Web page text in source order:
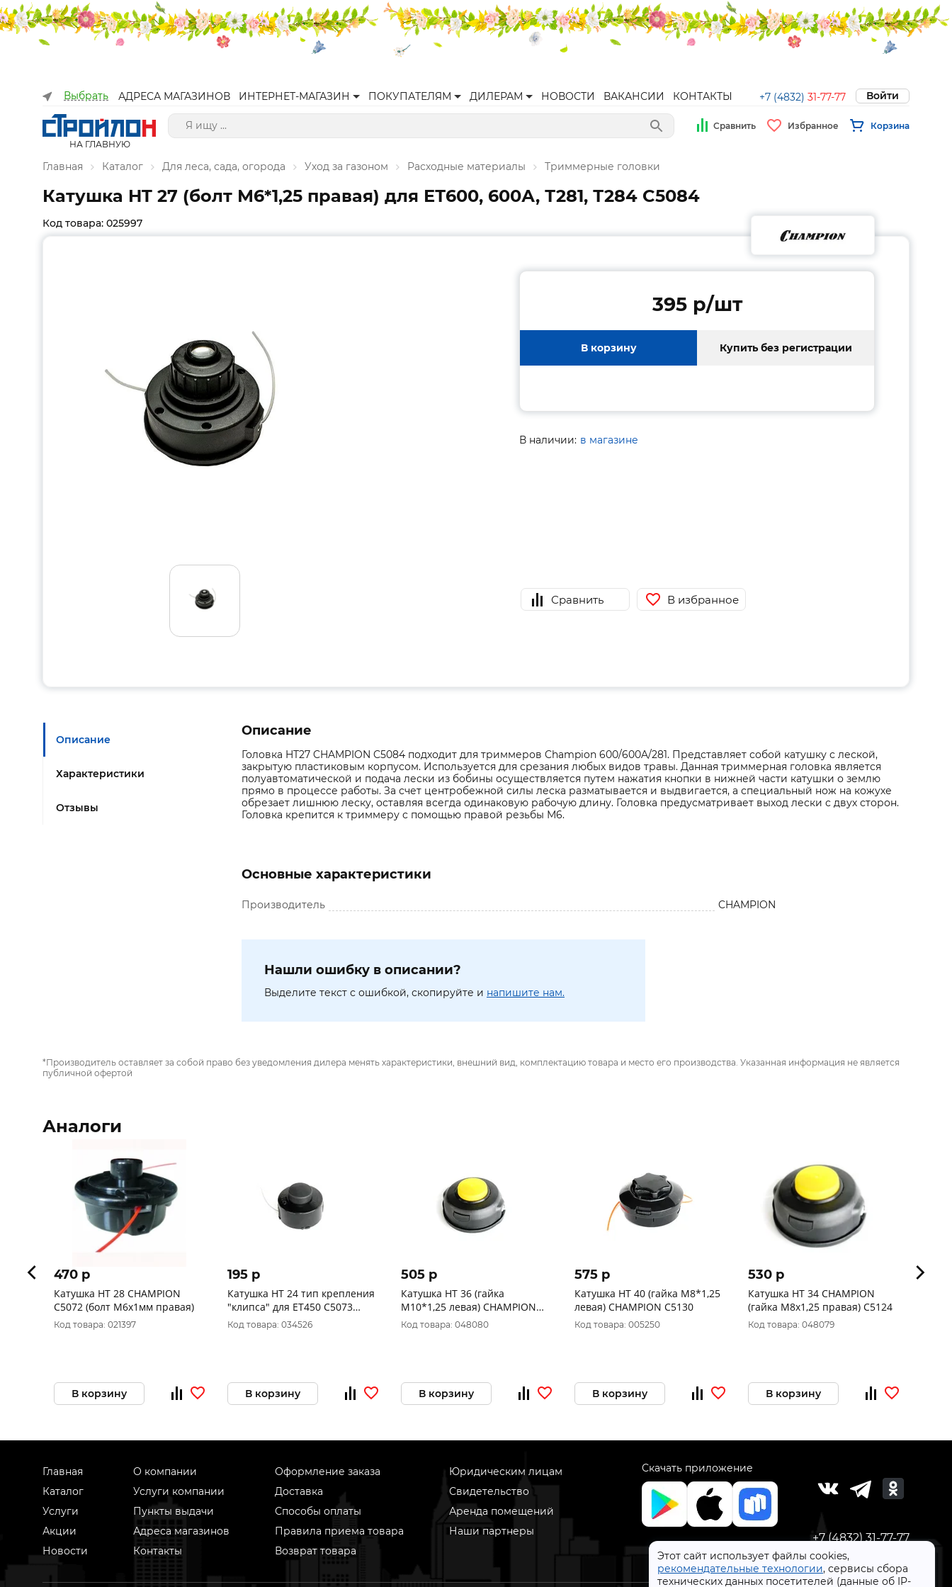
Выбрать АДРЕСА МАГАЗИНОВ ИНТЕРНЕТ-МАГАЗИН ПОКУПАТЕЛЯМ ДИЛЕРАМ НОВОСТИ ВАКАНСИИ КОНТАКТЫ +7 (4832) 31-77-77 Войти
НА ГЛАВНУЮ
Сравнить Избранное Корзина
Главная Каталог Для леса, сада, огорода Уход за газоном Расходные материалы Триммерные головки
Этот сайт использует файлы cookies,
рекомендательные технологии, сервисы сбора
технических данных посетителей (данные об IP-
Катушка HT 27 (болт М6*1,25 правая) для ЕТ600, 600А, Т281, Т284 C5084
Код товара: 025997
395 p/шт
В корзину Купить без регистрации
В наличии: в магазине
Сравнить В избранное
Описание
Характеристики
Отзывы
Описание
Головка HT27 CHAMPION C5084 подходит для триммеров Champion 600/600A/281. Представляет собой катушку с леской,
закрытую пластиковым корпусом. Используется для срезания любых видов травы. Данная триммерная головка является
полуавтоматической и подача лески из бобины осуществляется путем нажатия кнопки в нижней части катушки о землю
прямо в процессе работы. За счет центробежной силы леска разматывается и выдвигается, а специальный нож на кожухе
обрезает лишнюю леску, оставляя всегда одинаковую рабочую длину. Головка предусматривает выход лески с двух сторон.
Головка крепится к триммеру с помощью правой резьбы М6.
Основные характеристики
Производитель CHAMPION
Нашли ошибку в описании?
Выделите текст с ошибкой, скопируйте и напишите нам.
*Производитель оставляет за собой право без уведомления дилера менять характеристики, внешний вид, комплектацию товара и место его производства. Указанная информация не является
публичной офертой
Аналоги
470 p
Катушка HT 28 CHAMPION
C5072 (болт М6х1мм правая)
Код товара: 021397
В корзину
195 p
Катушка HT 24 тип крепления
"клипса" для ЕТ450 C5073
CHAMPION
Код товара: 034526
В корзину
505 p
Катушка HT 36 (гайка
М10*1,25 левая) CHAMPION
С5126
Код товара: 048080
В корзину
575 p
Катушка HT 40 (гайка М8*1,25
левая) CHAMPION C5130
Код товара: 005250
В корзину
530 p
Катушка HT 34 CHAMPION
(гайка М8х1,25 правая) C5124
Код товара: 048079
В корзину
470
Главная
Каталог
Услуги
Акции
Новости
О компании
Услуги компании
Пункты выдачи
Адреса магазинов
Контакты
Оформление заказа
Доставка
Способы оплаты
Правила приема товара
Возврат товара
Юридическим лицам
Свидетельство
Аренда помещений
Наши партнеры
Скачать приложение
+7 (4832) 31-77-77